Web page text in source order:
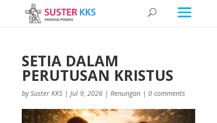
SETIA DALAM
PERUTUSAN KRISTUS
bySuster KKS| Jul 9, 2026| Renungan| 0 comments